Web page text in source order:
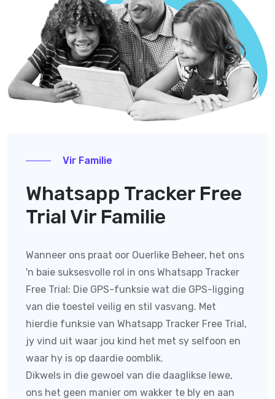
Vir Familie
Whatsapp Tracker Free
Trial Vir Familie
Wanneer ons praat oor Ouerlike Beheer, het ons
'n baie suksesvolle rol in ons Whatsapp Tracker
Free Trial: Die GPS-funksie wat die GPS-ligging
van die toestel veilig en stil vasvang. Met
hierdie funksie van Whatsapp Tracker Free Trial,
jy vind uit waar jou kind het met sy selfoon en
waar hy is op daardie oomblik.
Dikwels in die gewoel van die daaglikse lewe,
ons het geen manier om wakker te bly en aan